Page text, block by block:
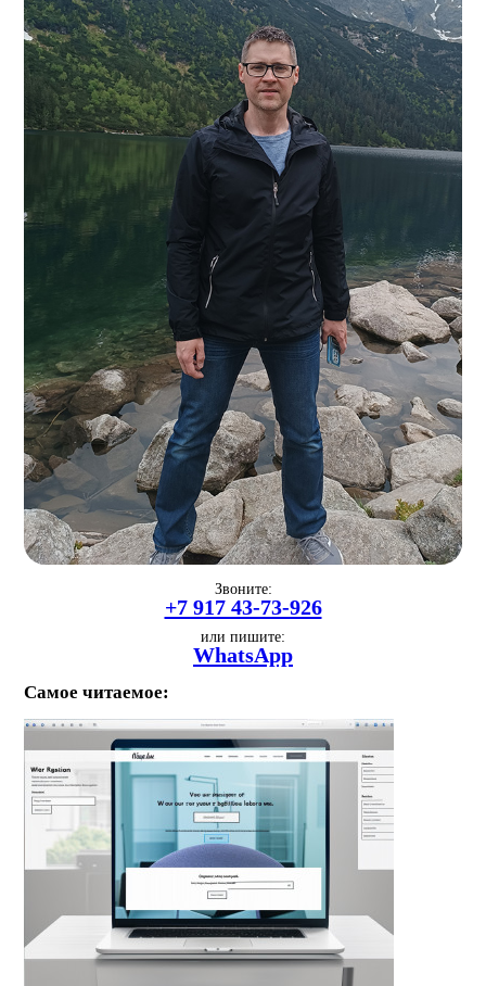
Звоните:
+7 917 43-73-926
или пишите:
WhatsApp
Самое читаемое: